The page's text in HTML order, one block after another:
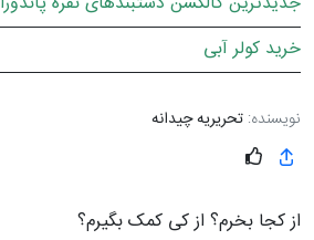
خرید کولر آبی
نویسنده: تحریریه چیدانه
از کجا بخرم؟ از کی کمک بگیرم؟